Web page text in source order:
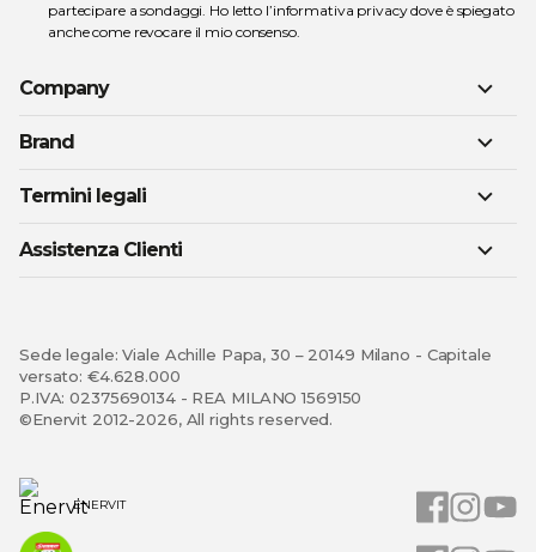
partecipare a sondaggi. Ho letto l’informativa privacydove è spiegato
anche come revocare il mio consenso.
Company
Brand
Termini legali
Assistenza Clienti
Sede legale: Viale Achille Papa, 30 – 20149 Milano - Capitale
versato: €4.628.000
P.IVA: 02375690134 - REA MILANO 1569150
©Enervit 2012-2026, All rights reserved.
ENERVIT